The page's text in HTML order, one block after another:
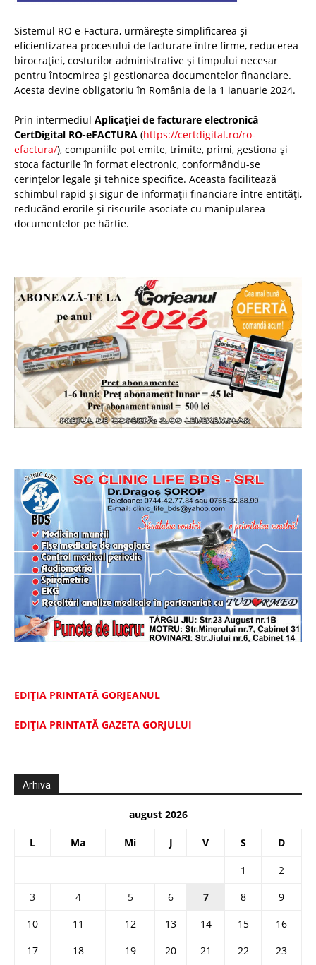
Sistemul RO e-Factura, urmărește simplificarea și
eficientizarea procesului de facturare între firme, reducerea
birocrației, costurilor administrative și timpului necesar
pentru întocmirea și gestionarea documentelor financiare.
Acesta devine obligatoriu în România de la 1 ianuarie 2024.
Prin intermediul Aplicației de facturare electronică
CertDigital RO-eFACTURA (https://certdigital.ro/ro-
efactura/), companiile pot emite, trimite, primi, gestiona și
stoca facturile în format electronic, conformându-se
cerințelor legale și tehnice specifice. Aceasta facilitează
schimbul rapid și sigur de informații financiare între entități,
reducând erorile și riscurile asociate cu manipularea
documentelor pe hârtie.
EDIȚIA PRINTATĂ GORJEANUL
EDIŢIA PRINTATĂ GAZETA GORJULUI
Arhiva
august 2026
L Ma Mi J V S D
1
2
3
4 5 6 7 8
9
10
11 12 13 14 15
16
17
18 19 20 21 22 23